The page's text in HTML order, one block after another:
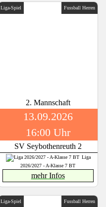
Liga-Spiel Fussball Herren
2. Mannschaft
13.09.2026
16:00 Uhr
SV Seybothenreuth 2
Liga
2026/2027 - A-Klasse 7 BT
mehr Infos
Liga-Spiel Fussball Herren